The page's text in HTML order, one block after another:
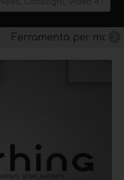
Ferramenta per mobili